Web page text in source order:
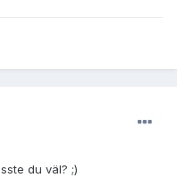
du väl? ;)